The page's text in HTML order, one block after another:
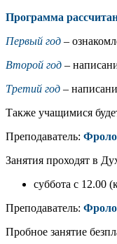
Программа
Первый год –
Второй год –
Третий год –
Также учащимися
Преподаватель:
Занятия проходят в
суббота с 12.00
Преподаватель:
Пробное занятие